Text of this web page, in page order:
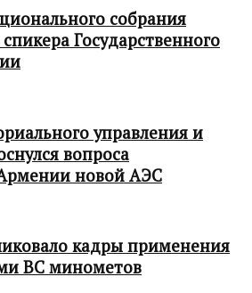
собрания
Государственного
управления и
вопроса
новой АЭС
кадры применения
ВС минометов